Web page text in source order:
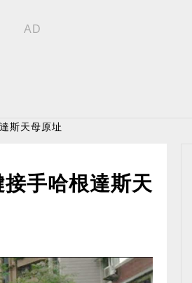
斯天母原址
手哈根達斯天